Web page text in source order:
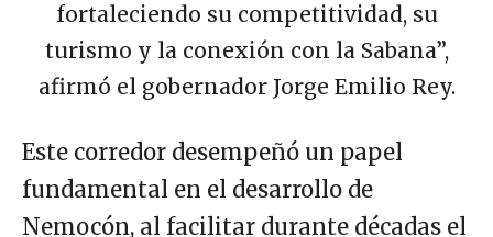
fortaleciendo su competitividad, su
turismo y la conexión con la Sabana”,
afirmó el gobernador Jorge Emilio Rey.
Este corredor desempeñó un papel
fundamental en el desarrollo de
Nemocón, al facilitar durante décadas el